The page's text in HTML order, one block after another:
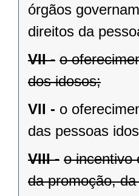
órgãos
direitos da
VII - o
dos idosos;
VII - o
das pessoas
VIII - o incentivo
da promoção,